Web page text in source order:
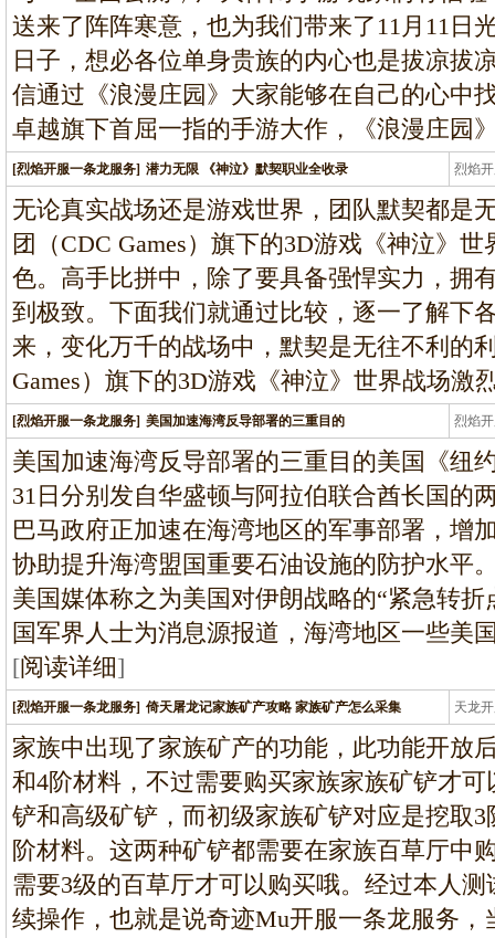
送来了阵阵寒意，也为我们带来了11月11日
日子，想必各位单身贵族的内心也是拔凉拔
信通过《浪漫庄园》大家能够在自己的心中
卓越旗下首屈一指的手游大作，《浪漫庄园
[烈焰开服一条龙服务] 潜力无限 《神泣》默契职业全收录 烈焰
龙
无论真实战场还是游戏世界，团队默契都是
团（CDC Games）旗下的3D游戏《神泣》
色。高手比拼中，除了要具备强悍实力，拥
到极致。下面我们就通过比较，逐一了解下
来，变化万千的战场中，默契是无往不利的
Games）旗下的3D游戏《神泣》世界战场激
[烈焰开服一条龙服务] 美国加速海湾反导部署的三重目的 烈焰
龙
美国加速海湾反导部署的三重目的美国《纽
31日分别发自华盛顿与阿拉伯联合酋长国的
巴马政府正加速在海湾地区的军事部署，增
协助提升海湾盟国重要石油设施的防护水平
美国媒体称之为美国对伊朗战略的“紧急转
国军界人士为消息源报道，海湾地区一些美
[阅读详细]
[烈焰开服一条龙服务] 倚天屠龙记家族矿产攻略 家族矿产怎么采集 天龙
龙
家族中出现了家族矿产的功能，此功能开放
和4阶材料，不过需要购买家族家族矿铲才
铲和高级矿铲，而初级家族矿铲对应是挖取
阶材料。这两种矿铲都需要在家族百草厅中
需要3级的百草厅才可以购买哦。经过本人
续操作，也就是说奇迹Mu开服一条龙服务